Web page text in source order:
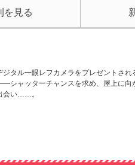
を見る
タル一眼レフカメラをプレゼントさ
ャッターチャンスを求め、屋上に向
会い……。